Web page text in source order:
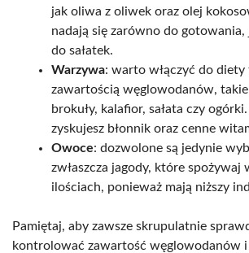
jak oliwa z oliwek oraz olej
nadają się zarówno do
do sałatek.
Warzywa: warto włączyć do diety
zawartością węglowodanów, takie
brokuły, kalafior, sałata czy
zyskujesz błonnik oraz cenne
Owoce: dozwolone są jedynie
zwłaszcza jagody, które spożywaj
ilościach, ponieważ mają niższy
Pamiętaj, aby zawsze skrupulatnie
kontrolować zawartość węglowodanów